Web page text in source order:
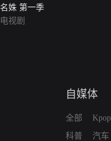
名姝 第一季
电视剧
自媒体
全部
科普
Kpop
汽车